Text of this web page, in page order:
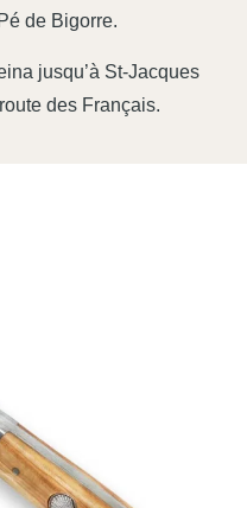
de Bigorre.
jusqu’à St-Jacques
des Français.